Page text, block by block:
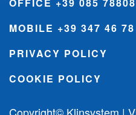
MOBILE +39 347 46
PRIVACY POLICY
COOKIE POLICY